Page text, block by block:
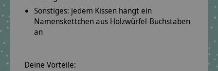
Sonstiges: jedem Kissen hängt ein
Namenskettchen aus Holzwürfel-Buchstaben
an
Deine Vorteile: